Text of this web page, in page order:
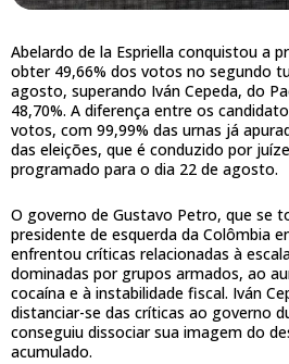
Abelardo de la Espriella conquistou a
obter 49,66% dos votos no segundo
agosto, superando Iván Cepeda, do
48,70%. A diferença entre os
votos, com 99,99% das urnas já
das eleições, que é conduzido por
programado para o dia 22 de agosto.
O governo de Gustavo Petro, que se
presidente de esquerda da Colômbia
enfrentou críticas relacionadas à
dominadas por grupos armados, ao
cocaína e à instabilidade fiscal. Iván
distanciar-se das críticas ao governo
conseguiu dissociar sua imagem do
acumulado.